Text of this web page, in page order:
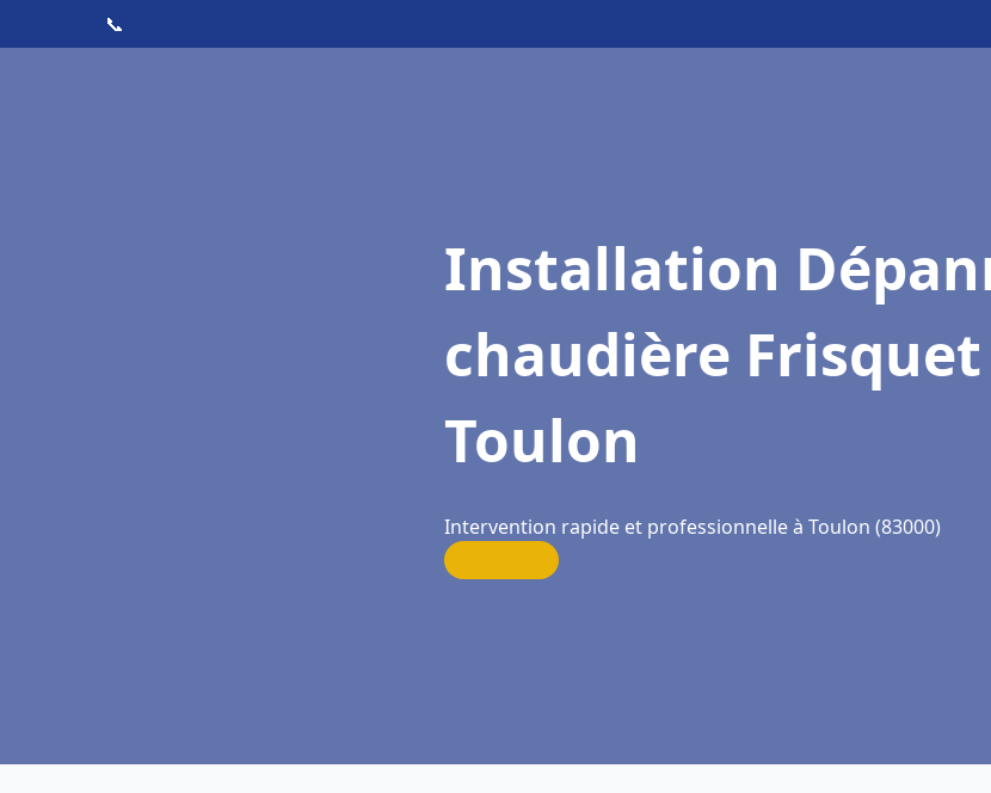
📞
Installation
chaudière Frisquet
Toulon
Intervention rapide et professionnelle à Toulon (83000)